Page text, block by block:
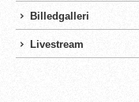
Billedgalleri
Livestream